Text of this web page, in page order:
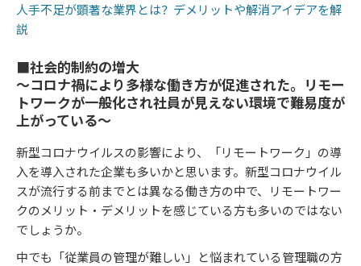
人手不足が顕著な業界とは？デメリットや解消アイデアを解
説
■社会的制約の増大
〜コロナ禍により多様な働き方が促進された。リモー
トワークが一般化され社員が見えない環境で難易度が
上がっている〜
新型コロナウイルスの影響により、「リモートワーク」の導
入を導入された企業も多いかと思います。新型コロナウイル
スが流行する前までとは異なる働き方の中で、リモートワー
クのメリット・デメリットを感じている方も多いのではない
でしょうか。
中でも「従業員の管理が難しい」と悩まれている管理職の方